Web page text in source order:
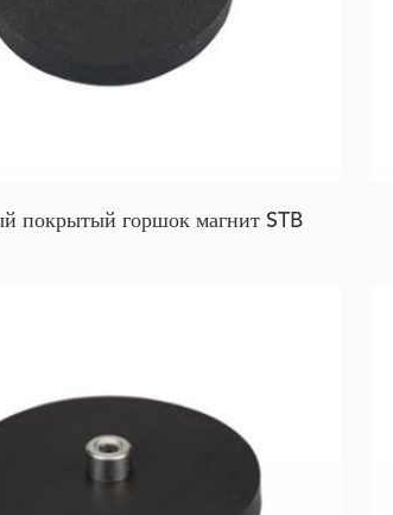
покрытый горшок магнит STB